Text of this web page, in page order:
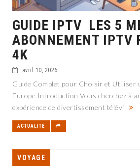
GUIDE IPTV LES 5
ABONNEMENT IPTV
4K
avril 10, 2026
Guide Complet pour Choisir et Utiliser
Europe Introduction Vous cherchez à
expérience de divertissement télévi
ACTUALITÉ
VOYAGE